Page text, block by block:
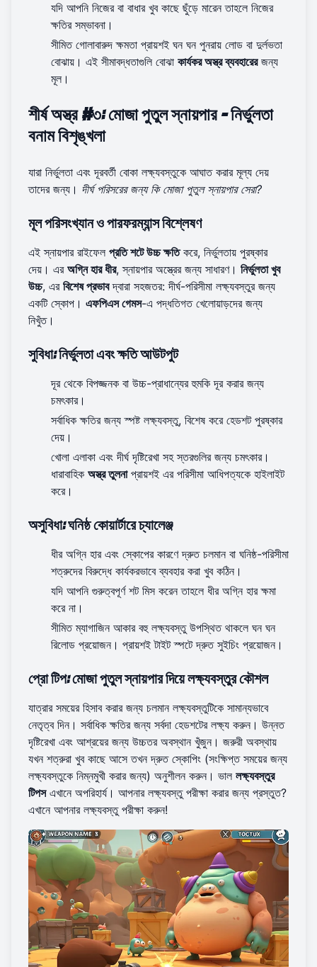
যদি আপনি নিজের বা বাধার খুব কাছে ছুঁড়ে মারেন তাহলে নিজের
ক্ষতির সম্ভাবনা।
সীমিত গোলাবারুদ ক্ষমতা প্রায়শই ঘন ঘন পুনরায় লোড বা দুর্লভতা
বোঝায়। এই সীমাবদ্ধতাগুলি বোঝা কার্যকর অস্ত্র ব্যবহারেরজন্য
মূল।
শীর্ষ অস্ত্র #৩: মোজা পুতুল স্নায়পার - নির্ভুলতা
বনাম বিশৃঙ্খলা
যারা নির্ভুলতা এবং দূরবর্তী বোকা লক্ষ্যবস্তুকে আঘাত করার মূল্য দেয়
তাদের জন্য। দীর্ঘ পরিসরের জন্য কি মোজা পুতুল স্নায়পার সেরা?
মূল পরিসংখ্যান ও পারফরম্যান্স বিশ্লেষণ
এই স্নায়পার রাইফেল প্রতি শটে উচ্চ ক্ষতিকরে, নির্ভুলতায় পুরষ্কার
দেয়। এর অগ্নি হার ধীর, স্নায়পার অস্ত্রের জন্য সাধারণ। নির্ভুলতা খুব
উচ্চ, এর বিশেষ প্রভাবদ্বারা সহজতর: দীর্ঘ-পরিসীমা লক্ষ্যবস্তুর জন্য
একটি স্কোপ। এফপিএস গেমস-এ পদ্ধতিগত খেলোয়াড়দের জন্য
নিখুঁত।
সুবিধা: নির্ভুলতা এবং ক্ষতি আউটপুট
দূর থেকে বিপজ্জনক বা উচ্চ-প্রাধান্যের হুমকি দূর করার জন্য
চমৎকার।
সর্বাধিক ক্ষতির জন্য স্পষ্ট লক্ষ্যবস্তু, বিশেষ করে হেডশট পুরষ্কার
দেয়।
খোলা এলাকা এবং দীর্ঘ দৃষ্টিরেখা সহ স্তরগুলির জন্য চমৎকার।
ধারাবাহিক অস্ত্র তুলনাপ্রায়শই এর পরিসীমা আধিপত্যকে হাইলাইট
করে।
অসুবিধা: ঘনিষ্ঠ কোয়ার্টারে চ্যালেঞ্জ
ধীর অগ্নি হার এবং স্কোপের কারণে দ্রুত চলমান বা ঘনিষ্ঠ-পরিসীমা
শত্রুদের বিরুদ্ধে কার্যকরভাবে ব্যবহার করা খুব কঠিন।
যদি আপনি গুরুত্বপূর্ণ শট মিস করেন তাহলে ধীর অগ্নি হার ক্ষমা
করে না।
সীমিত ম্যাগাজিন আকার বহু লক্ষ্যবস্তু উপস্থিত থাকলে ঘন ঘন
রিলোড প্রয়োজন। প্রায়শই টাইট স্পটে দ্রুত সুইচিং প্রয়োজন।
প্রো টিপ: মোজা পুতুল স্নায়পার দিয়ে লক্ষ্যবস্তুর কৌশল
যাত্রার সময়ের হিসাব করার জন্য চলমান লক্ষ্যবস্তুটিকে সামান্যভাবে
নেতৃত্ব দিন। সর্বাধিক ক্ষতির জন্য সর্বদা হেডশটের লক্ষ্য করুন। উন্নত
দৃষ্টিরেখা এবং আশ্রয়ের জন্য উচ্চতর অবস্থান খুঁজুন। জরুরী অবস্থায়
যখন শত্রুরা খুব কাছে আসে তখন দ্রুত স্কোপিং (সংক্ষিপ্ত সময়ের জন্য
লক্ষ্যবস্তুকে নিম্নমুখী করার জন্য) অনুশীলন করুন। ভাল লক্ষ্যবস্তুর
টিপসএখানে অপরিহার্য। আপনার লক্ষ্যবস্তু পরীক্ষা করার জন্য প্রস্তুত?
এখানে আপনার লক্ষ্যবস্তু পরীক্ষা করুন!